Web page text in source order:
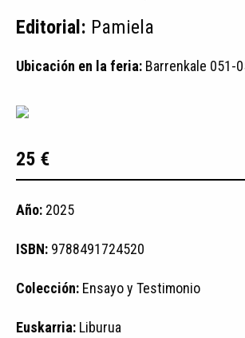
Editorial: Pamiela
Ubicación en la feria: Barrenkale 051-
25 €
Año: 2025
ISBN: 9788491724520
Colección: Ensayo y Testimonio
Euskarria: Liburua